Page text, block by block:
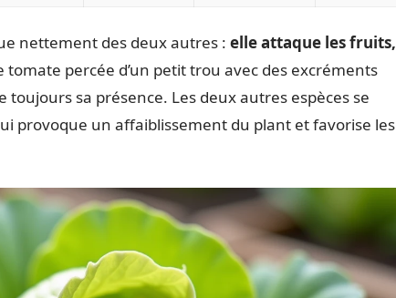
nettement des deux autres : elle attaque les fruits,
tomate percée d’un petit trou avec des excréments
toujours sa présence. Les deux autres espèces se
provoque un affaiblissement du plant et favorise les